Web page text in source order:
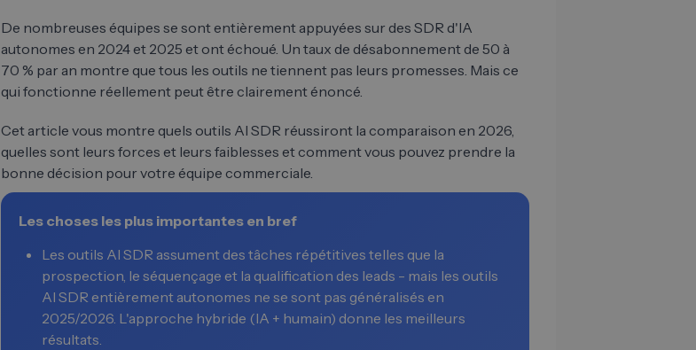
De nombreuses équipes se sont entièrement appuyées sur des SDR d'IA
autonomes en 2024 et 2025 et ont échoué. Un taux de désabonnement de 50 à
70 % par an montre que tous les outils ne tiennent pas leurs promesses. Mais ce
qui fonctionne réellement peut être clairement énoncé.
Cet article vous montre quels outils AI SDR réussiront la comparaison en 2026,
quelles sont leurs forces et leurs faiblesses et comment vous pouvez prendre la
bonne décision pour votre équipe commerciale.
Les choses les plus importantes en bref
Les outils AI SDR assument des tâches répétitives telles que la
prospection, le séquençage et la qualification des leads - mais les outils
AI SDR entièrement autonomes ne se sont pas généralisés en
2025/2026. L'approche hybride (IA + humain) donne les meilleurs
résultats.